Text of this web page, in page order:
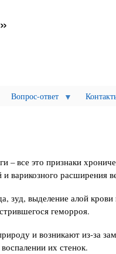
Вопрос-ответ
– все это признаки
варикозного расширения
зуд, выделение алой
геморроя.
и возникают из-за
их стенок.